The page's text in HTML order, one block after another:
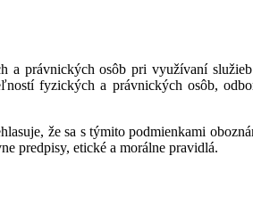
právnických osôb pri využívaní
fyzických a právnických osôb,
že sa s týmito podmienkami
predpisy, etické a morálne pravidlá.